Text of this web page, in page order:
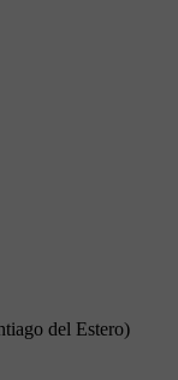
del Estero)